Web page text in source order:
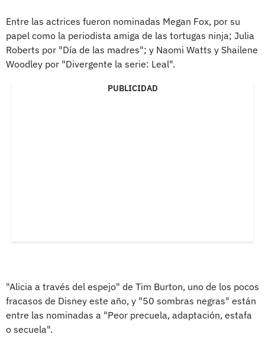
Entre las actrices fueron nominadas Megan Fox, por su
papel como la periodista amiga de las tortugas ninja; Julia
Roberts por "Día de las madres"; y Naomi Watts y Shailene
Woodley por "Divergente la serie: Leal".
PUBLICIDAD
"Alicia a través del espejo" de Tim Burton, uno de los pocos
fracasos de Disney este año, y "50 sombras negras" están
entre las nominadas a "Peor precuela, adaptación, estafa
o secuela".